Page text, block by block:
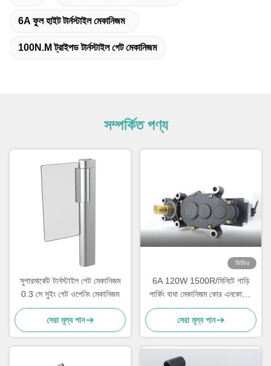
6A ফুল হাইট টার্নস্টাইল মেকানিজম
100N.M ট্রাইপড টার্নস্টাইল গেট মেকানিজম
সম্পর্কিত পণ্য
সুপারমার্কেট টার্নস্টাইল গেট মেকানিজম
0.3 সে সুইং গেট ওপেনিং মেকানিজম
সেরা মূল্য পান
ভিডিও
6A 120W 1500R/মিনিটে গাড়ি
পার্কিং বাধা মেকানিজম কোর এনকোডার
কোর মোটর
সেরা মূল্য পান